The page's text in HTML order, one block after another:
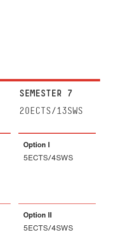
SEMESTER 7
20ECTS/13SWS
Option I
5ECTS/4SWS
Option II
5ECTS/4SWS